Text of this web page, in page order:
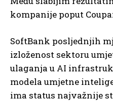
kompanije poput
SoftBank posljednjih
izloženost sektoru
ulaganja u AI
modela umjetne
ima status najvažnije